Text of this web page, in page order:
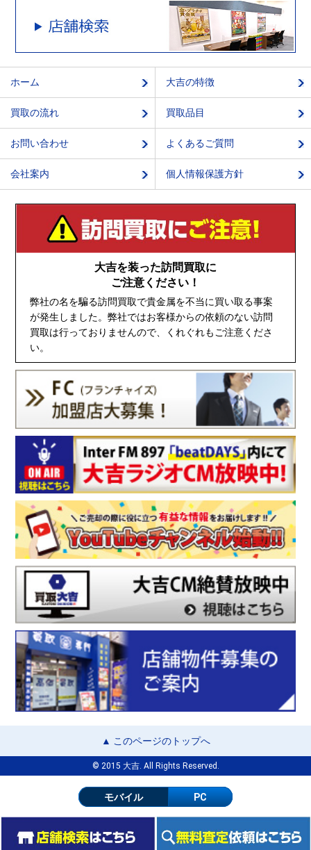
ホーム 大吉の特徴
買取の流れ 買取品目
お問い合わせ よくあるご質問
会社案内 個人情報保護方針
大吉を装った訪問買取に
ご注意ください！
弊社の名を騙る訪問買取で貴金属を不当に買い取る事案
が発生しました。弊社ではお客様からの依頼のない訪問
買取は行っておりませんので、くれぐれもご注意くださ
い。
▲ このページのトップへ
© 2015 大吉. All Rights Reserved.
モバイル PC